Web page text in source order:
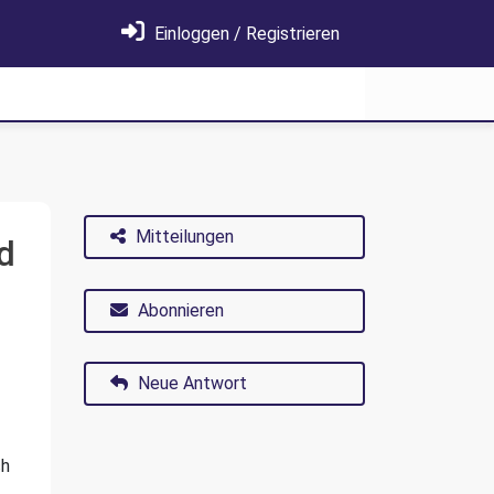
Einloggen / Registrieren
Mitteilungen
Abonnieren
Neue Antwort